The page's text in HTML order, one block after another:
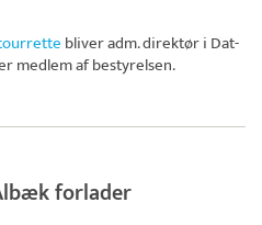
bliver adm. direktør i Dat-
medlem af bestyrelsen.
forlader